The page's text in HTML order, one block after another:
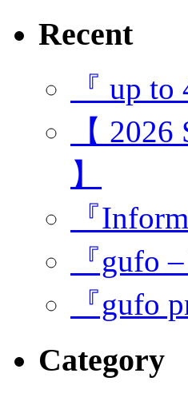
Recent
『 up
【
】
『
『gufo
『gufo
Category